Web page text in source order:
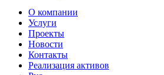
О компании
Услуги
Проекты
Новости
Контакты
Реализация активов